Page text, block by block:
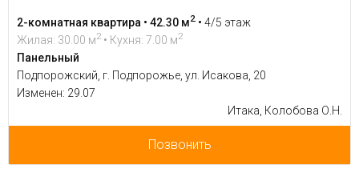
2-комнатная квартира • 42.30 м2 • 4/5 этаж
Жилая: 30.00 м2 • Кухня: 7.00 м2
Панельный
Подпорожский, г. Подпорожье, ул. Исакова, 20
Изменен: 29.07
Итака, Колобова О.Н.
Позвонить